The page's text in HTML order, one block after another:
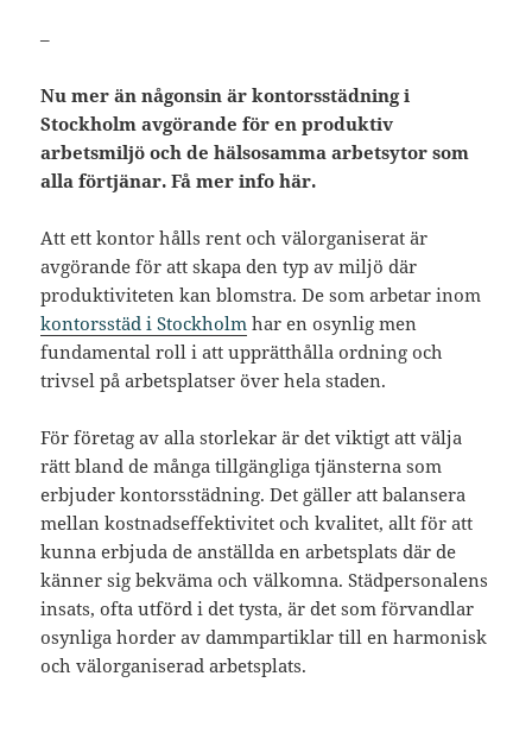
–
Nu mer än någonsin är kontorsstädning i
Stockholm avgörande för en produktiv
arbetsmiljö och de hälsosamma arbetsytor som
alla förtjänar. Få mer info här.
Att ett kontor hålls rent och välorganiserat är
avgörande för att skapa den typ av miljö där
produktiviteten kan blomstra. De som arbetar inom
kontorsstäd i Stockholm har en osynlig men
fundamental roll i att upprätthålla ordning och
trivsel på arbetsplatser över hela staden.
För företag av alla storlekar är det viktigt att välja
rätt bland de många tillgängliga tjänsterna som
erbjuder kontorsstädning. Det gäller att balansera
mellan kostnadseffektivitet och kvalitet, allt för att
kunna erbjuda de anställda en arbetsplats där de
känner sig bekväma och välkomna. Städpersonalens
insats, ofta utförd i det tysta, är det som förvandlar
osynliga horder av dammpartiklar till en harmonisk
och välorganiserad arbetsplats.